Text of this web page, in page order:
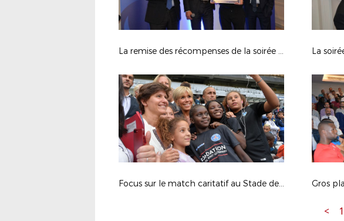
La remise des récompenses de la soirée des Champions La
Focus sur le match caritatif au Stade de France
< 1